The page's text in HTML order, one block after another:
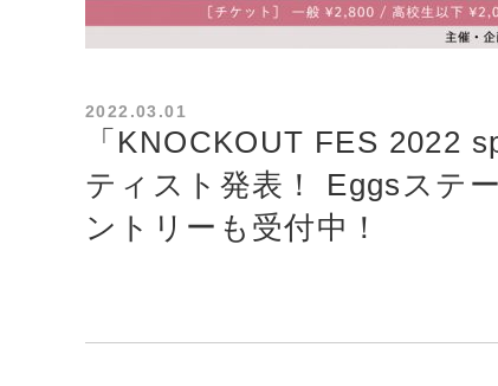
2022.03.01
「KNOCKOUT FES 2022
ティスト発表！ Eggsステ
ントリーも受付中！